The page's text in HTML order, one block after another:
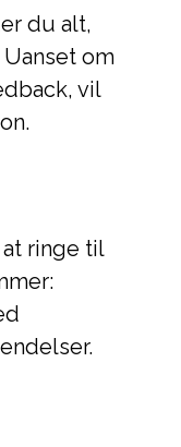
du alt,
om
vil
ringe til